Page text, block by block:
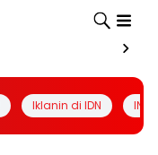
Iklanin di IDN